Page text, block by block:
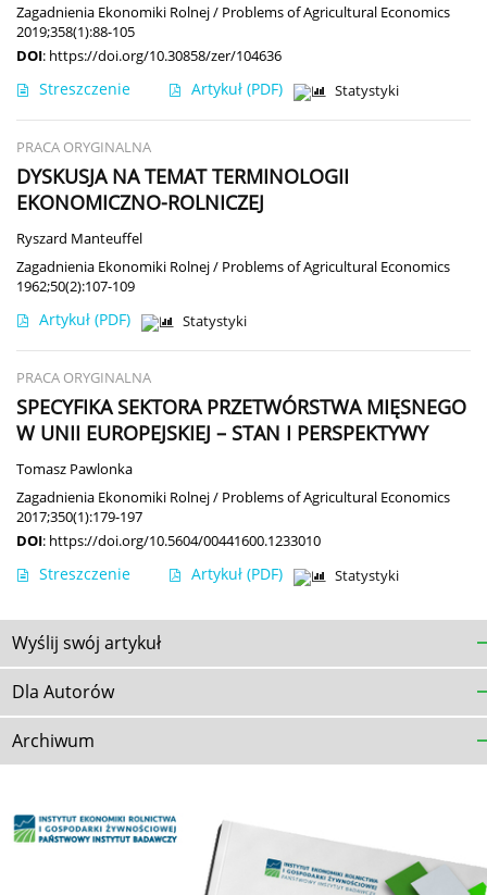
Zagadnienia Ekonomiki Rolnej / Problems of Agricultural Economics
2019;358(1):88-105
DOI: https://doi.org/10.30858/zer/104636
Streszczenie Artykuł (PDF) Statystyki
PRACA ORYGINALNA
DYSKUSJA NA TEMAT TERMINOLOGII
EKONOMICZNO-ROLNICZEJ
Ryszard Manteuffel
Zagadnienia Ekonomiki Rolnej / Problems of Agricultural Economics
1962;50(2):107-109
Artykuł (PDF) Statystyki
PRACA ORYGINALNA
SPECYFIKA SEKTORA PRZETWÓRSTWA MIĘSNEGO
W UNII EUROPEJSKIEJ – STAN I PERSPEKTYWY
Tomasz Pawlonka
Zagadnienia Ekonomiki Rolnej / Problems of Agricultural Economics
2017;350(1):179-197
DOI: https://doi.org/10.5604/00441600.1233010
Streszczenie Artykuł (PDF) Statystyki
Wyślij swój artykuł
Dla Autorów
Archiwum